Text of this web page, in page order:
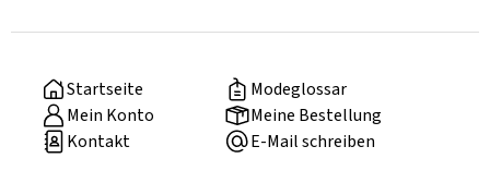
Startseite
Modeglossar
Mein Konto
Meine Bestellung
Kontakt
E-Mail schreiben